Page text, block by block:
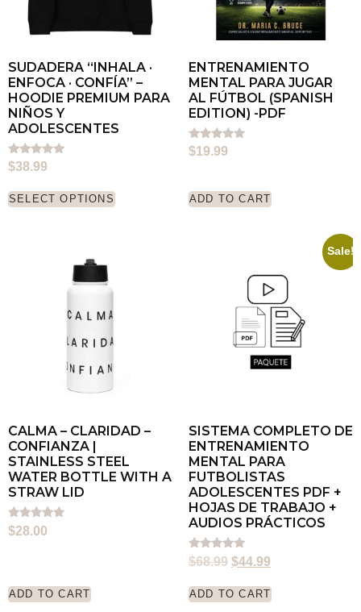
SUDADERA “INHALA ·
ENFOCA · CONFÍA” –
HOODIE PREMIUM PARA
NIÑOS Y
ADOLESCENTES
Rated
5.00
$38.99
SELECT OPTIONS
ENTRENAMIENTO
MENTAL PARA JUGAR
AL FÚTBOL (SPANISH
EDITION) -PDF
Rated
5.00
$19.99
ADD TO CART
CALMA – CLARIDAD –
CONFIANZA |
STAINLESS STEEL
WATER BOTTLE WITH A
STRAW LID
Rated
5.00
$28.00
ADD TO CART
Sale!
SISTEMA COMPLETO DE
ENTRENAMIENTO
MENTAL PARA
FUTBOLISTAS
ADOLESCENTES PDF +
HOJAS DE TRABAJO +
AUDIOS PRÁCTICOS
Rated
5.00
$68.99 $44.99
ADD TO CART